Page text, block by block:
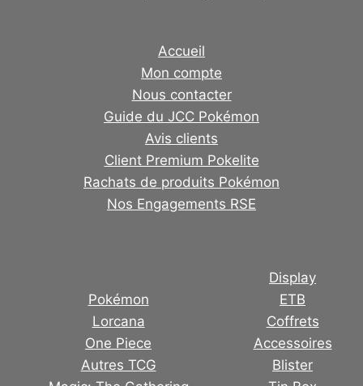
Accueil
Mon compte
Nous contacter
Guide du JCC Pokémon
Avis clients
Client Premium Pokelite
Rachats de produits Pokémon
Nos Engagements RSE
Pokémon
Lorcana
One Piece
Autres TCG
Display
ETB
Coffrets
Accessoires
Blister